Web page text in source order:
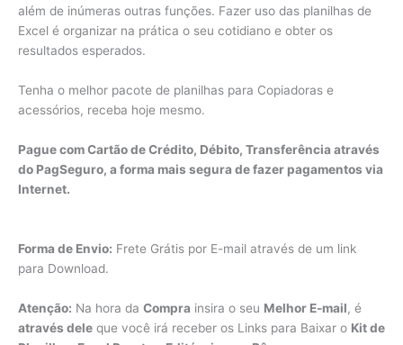
além de inúmeras outras funções. Fazer uso das planilhas de
Excel é organizar na prática o seu cotidiano e obter os
resultados esperados.
Tenha o melhor pacote de planilhas para Copiadoras e
acessórios, receba hoje mesmo.
Pague com Cartão de Crédito, Débito, Transferência através
do PagSeguro, a forma mais segura de fazer pagamentos via
Internet.
Forma de Envio: Frete Grátis por E-mail através de um link
para Download.
Atenção: Na hora da Compra insira o seu Melhor E-mail, é
através dele que você irá receber os Links para Baixar o Kit de